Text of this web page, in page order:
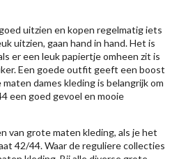
uitzien en kopen regelmatig iets
uitzien, gaan hand in hand. Het is
er een leuk papiertje omheen zit is
Een goede outfit geeft een boost
dames kleding is belangrijk om
een goed gevoel en mooie
van grote maten kleding, als je het
42/44. Waar de reguliere collecties